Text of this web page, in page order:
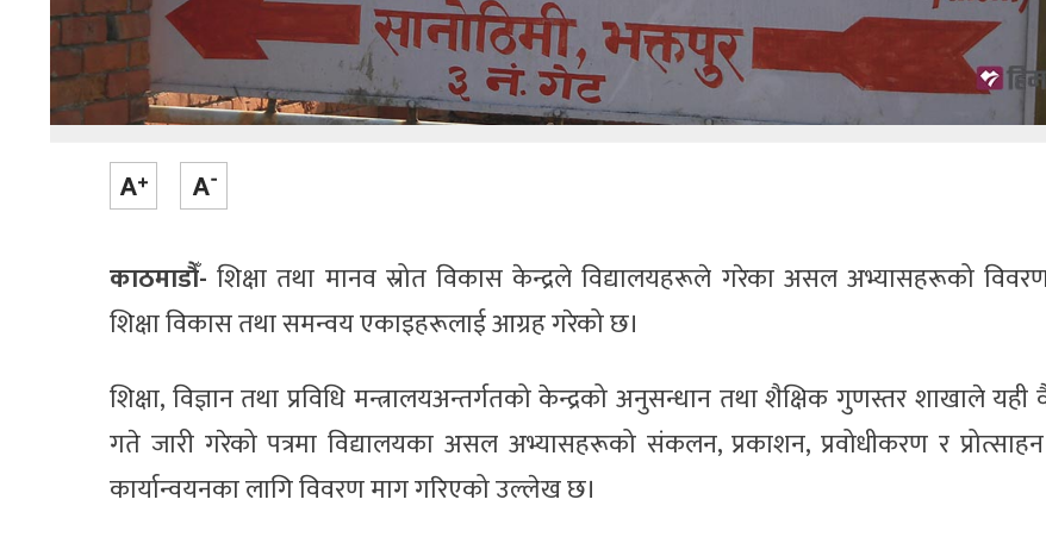
काठमाडौँ- शिक्षा तथा मानव स्रोत विकास केन्द्रले विद्यालयहरूले गरेका असल अभ्यासहरूको
शिक्षा विकास तथा समन्वय एकाइहरूलाई आग्रह गरेको छ।
शिक्षा, विज्ञान तथा प्रविधि मन्त्रालयअन्तर्गतको केन्द्रको अनुसन्धान तथा शैक्षिक गुणस्तर शाखाले
गते जारी गरेको पत्रमा विद्यालयका असल अभ्यासहरूको संकलन, प्रकाशन, प्रवोधीकरण र प्रोत्साहन
कार्यान्वयनका लागि विवरण माग गरिएको उल्लेख छ।